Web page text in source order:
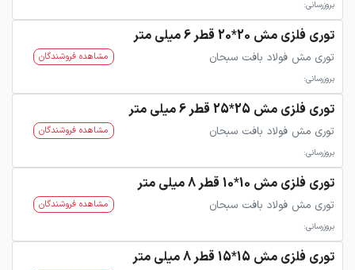
بروزرسانی:
توری فلزی مش 20*20 قطر 6 میلی متر
توری مش فولاد بافت سبحان
بروزرسانی:
مشاهده فروشندگان
توری فلزی مش 25*25 قطر 6 میلی متر
توری مش فولاد بافت سبحان
بروزرسانی:
مشاهده فروشندگان
توری فلزی مش 10*10 قطر 8 میلی متر
توری مش فولاد بافت سبحان
بروزرسانی:
مشاهده فروشندگان
توری فلزی مش 15*15 قطر 8 میلی متر